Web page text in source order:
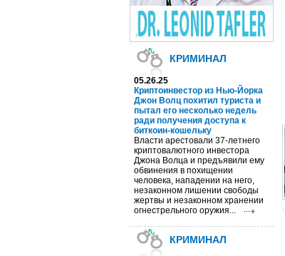
КРИМИНАЛ
05.26.25
Криптоинвестор из Нью-Йорка
Джон Волц похитил туриста и
пытал его несколько недель
ради получения доступа к
биткоин-кошельку
Власти арестовали 37-летнего
криптовалютного инвестора
Джона Волца и предъявили ему
обвинения в похищении
человека, нападении на него,
незаконном лишении свободы
жертвы и незаконном хранении
огнестрельного оружия...
КРИМИНАЛ